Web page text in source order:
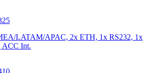
LATAM/APAC, 2x ETH, 1x RS232, 1x
ACC Int.